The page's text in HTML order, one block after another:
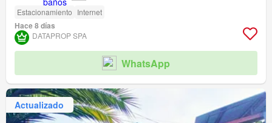
Estacionamiento Internet
Hace 8 días
DATAPROP SPA
WhatsApp
Actualizado